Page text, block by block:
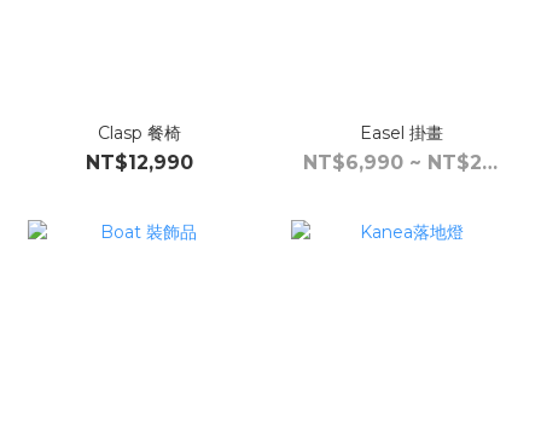
Clasp 餐椅
NT$12,990
Easel 掛畫
NT$6,990 ~ NT$25,990